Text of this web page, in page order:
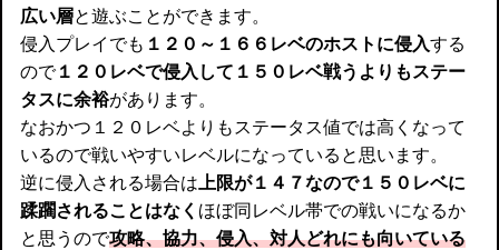
広い層と遊ぶことができます。
侵入プレイでも １２０～１６６レベのホストに侵入する
ので１２０レベで侵入して１５０レベ戦うよりもステー
タスに余裕があります。
なおかつ１２０レベよりもステータス値では高くなって
いるので戦いやすいレベルになっていると思います。
逆に侵入される場合は 上限が１４７なので１５０レベに
蹂躙されることはなく ほぼ同レベル帯での戦いになるか
と思うので攻略、協力、侵入、対人どれにも向いている